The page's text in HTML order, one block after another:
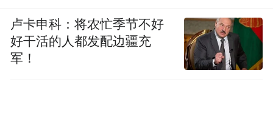
卢卡申科：将农忙季节不好
好干活的人都发配边疆充
军！